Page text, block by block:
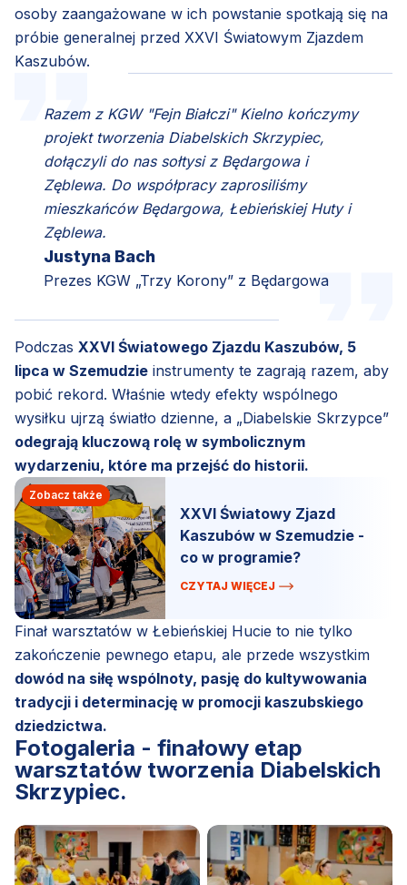
osoby zaangażowane w ich powstanie spotkają się na
próbie generalnej przed XXVI Światowym Zjazdem
Kaszubów.
Razem z KGW "Fejn Białczi" Kielno kończymy
projekt tworzenia Diabelskich Skrzypiec,
dołączyli do nas sołtysi z Będargowa i
Zęblewa. Do współpracy zaprosiliśmy
mieszkańców Będargowa, Łebieńskiej Huty i
Zęblewa.
Justyna Bach
Prezes KGW „Trzy Korony” z Będargowa
Podczas XXVI Światowego Zjazdu Kaszubów, 5
lipca w Szemudzie instrumenty te zagrają razem, aby
pobić rekord. Właśnie wtedy efekty wspólnego
wysiłku ujrzą światło dzienne, a „Diabelskie Skrzypce”
odegrają kluczową rolę w symbolicznym
wydarzeniu, które ma przejść do historii.
Zobacz także
XXVI Światowy Zjazd
Kaszubów w Szemudzie -
co w programie?
CZYTAJ WIĘCEJ
Finał warsztatów w Łebieńskiej Hucie to nie tylko
zakończenie pewnego etapu, ale przede wszystkim
dowód na siłę wspólnoty, pasję do kultywowania
tradycji i determinację w promocji kaszubskiego
dziedzictwa.
Fotogaleria - finałowy etap
warsztatów tworzenia Diabelskich
Skrzypiec.